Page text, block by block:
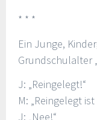
* * *
Ein Junge,
Grundschulalter
J: „Reingelegt!“
M: „Reingelegt
J: „Nee!“